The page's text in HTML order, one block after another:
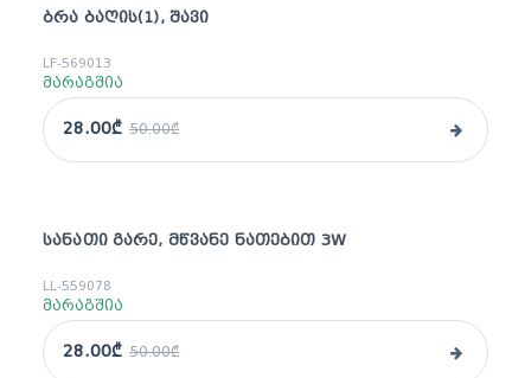
sale
ᲑᲠᲐ ᲑᲐᲦᲘᲡ(1), ᲨᲐᲕᲘ
LF-569013
მარაგშია
28.00₾ 50.00₾
sale
ᲡᲐᲜᲐᲗᲘ ᲒᲐᲠᲔ, ᲛᲬᲕᲐᲜᲔ ᲜᲐᲗᲔᲑᲘᲗ 3W
LL-559078
მარაგშია
28.00₾ 50.00₾